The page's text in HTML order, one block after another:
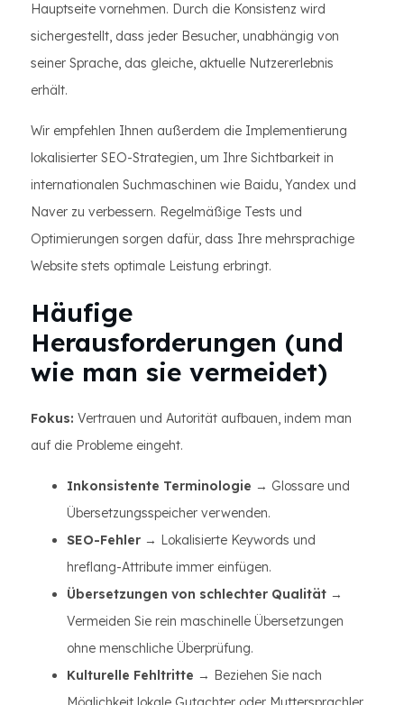
Hauptseite vornehmen. Durch die Konsistenz wird
sichergestellt, dass jeder Besucher, unabhängig von
seiner Sprache, das gleiche, aktuelle Nutzererlebnis
erhält.
Wir empfehlen Ihnen außerdem die Implementierung
lokalisierter SEO-Strategien, um Ihre Sichtbarkeit in
internationalen Suchmaschinen wie Baidu, Yandex und
Naver zu verbessern. Regelmäßige Tests und
Optimierungen sorgen dafür, dass Ihre mehrsprachige
Website stets optimale Leistung erbringt.
Häufige
Herausforderungen (und
wie man sie vermeidet)
Fokus: Vertrauen und Autorität aufbauen, indem man
auf die Probleme eingeht.
Inkonsistente Terminologie → Glossare und
Übersetzungsspeicher verwenden.
SEO-Fehler → Lokalisierte Keywords und
hreflang-Attribute immer einfügen.
Übersetzungen von schlechter Qualität →
Vermeiden Sie rein maschinelle Übersetzungen
ohne menschliche Überprüfung.
Kulturelle Fehltritte → Beziehen Sie nach